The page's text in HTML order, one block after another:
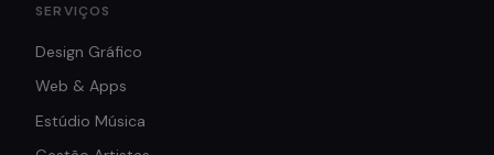
SERVIÇOS
Design Gráfico
Web & Apps
Estúdio Música